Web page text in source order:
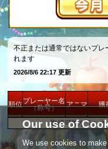
不正または通常ではないプ
れます
2026/8/6 22:17 更新
順位プレーヤー名
（称号）
アニマ 獲
取得可能なランキ
Our use of
We use cookies to